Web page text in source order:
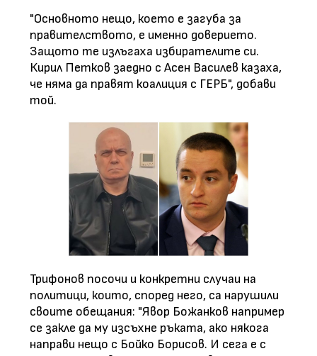
"Основното нещо, което е загуба за
правителството, е именно доверието.
Защото те излъгаха избирателите си.
Кирил Петков заедно с Асен Василев казаха,
че няма да правят коалиция с ГЕРБ", добави
той.
Трифонов посочи и конкретни случаи на
политици, които, според него, са нарушили
своите обещания: "Явор Божанков например
се закле да му изсъхне ръката, ако някога
направи нещо с Бойко Борисов. И сега е с